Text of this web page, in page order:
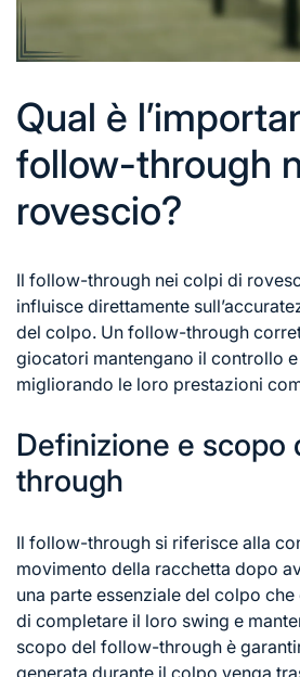
Qual è
follow-through
rovescio?
Il follow-through nei colpi di
influisce direttamente
del colpo. Un follow-through
giocatori mantengano il controllo
migliorando le loro prestazioni
Definizione e scopo
through
Il follow-through si riferisce alla
movimento della racchetta dopo
una parte essenziale del colpo
di completare il loro swing e
scopo del follow-through è